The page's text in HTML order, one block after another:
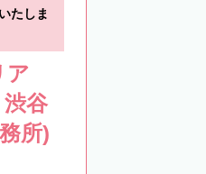
たしま
ア
渋谷
所)